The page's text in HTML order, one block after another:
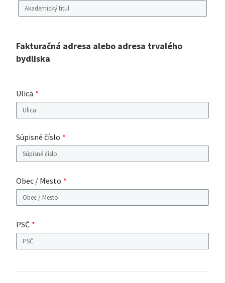
Fakturačná adresa alebo adresa trvalého
bydliska
Ulica
Súpisné číslo
Obec / Mesto
PSČ